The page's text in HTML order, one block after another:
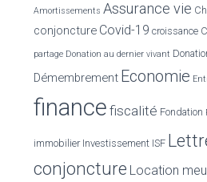
Amortissements Assurance vie
conjoncture Covid-19 croissance
partage Donation au dernier vivant
Démembrement Economie
finance fiscalité Fondation
immobilier Investissement ISF
conjoncture Location